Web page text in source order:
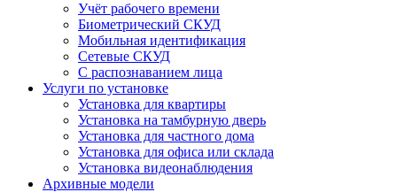
Учёт рабочего времени
Биометрический СКУД
Мобильная идентификация
Сетевые СКУД
С распознаванием лица
Услуги по установке
Установка для квартиры
Установка на тамбурную дверь
Установка для частного дома
Установка для офиса или склада
Установка видеонаблюдения
Архивные модели